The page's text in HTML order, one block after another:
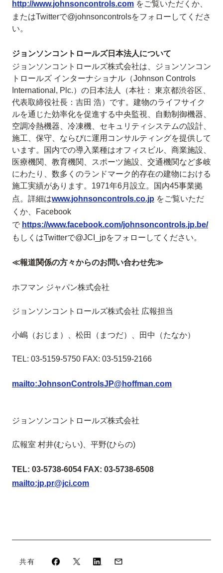
http://www.johnsoncontrols.com をご覧いただくか、
またはTwitterで@johnsoncontrolsをフォローしてくださ
い。
ジョンソンコントロールズ日本法人について
ジョンソンコントロールズ株式会社は、ジョンソンコン
トロールズ インターナショナル（Johnson Controls
International, Plc.）の日本法人（本社： 東京都渋谷区、
代表取締役社長：吉田 浩）です。建物のライフサイク
ルを通じた効率化を促進する中央監視、自動制御機器、
空調冷熱機器、冷凍機、セキュリティシステムの設計、
施工、保守、ならびに運用コンサルティングを提供して
います。国内での導入業種はオフィスビル、商業施設、
医療機関、教育機関、スポーツ施設、交通機関など多岐
にわたり、数多くのランドマーク的存在の建物における
施工実績があります。1971年6月設立。国内45事業拠
点。詳細はwww.johnsoncontrols.co.jp をご覧いただ
くか、Facebook
で https://www.facebook.com/johnsoncontrols.jp.be/
もしくはTwitterで@JCI_jpをフォローしてください。
≪報道関係の方々からのお問い合わせ先≫
ホフマン ジャパン株式会社
ジョンソンコントロールズ株式会社 広報担当
小嶋（おじま）、松田（まつだ）、田中（たなか）
TEL: 03-5159-5750 FAX: 03-5159-2166
mailto:JohnsonControlsJP@hoffman.com
ジョンソンコントロールズ株式会社
広報室 村井(むらい)、平野(ひらの)
TEL: 03-5738-6054 FAX: 03-5738-6508
mailto:jp.pr@jci.com
共有